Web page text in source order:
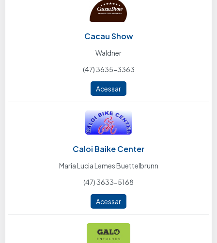
Cacau Show
Waldner
(47) 3635-3363
Acessar
Caloi Baike Center
Maria Lucia Lemes Buettelbrunn
(47) 3633-5168
Acessar